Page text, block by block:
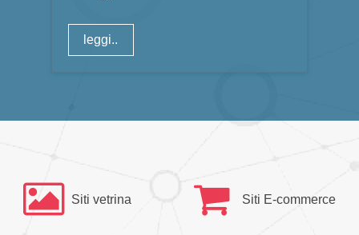
leggi..
Siti vetrina Siti E-commerce